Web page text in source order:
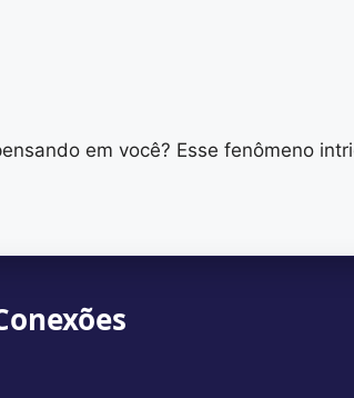
em você? Esse fenômeno